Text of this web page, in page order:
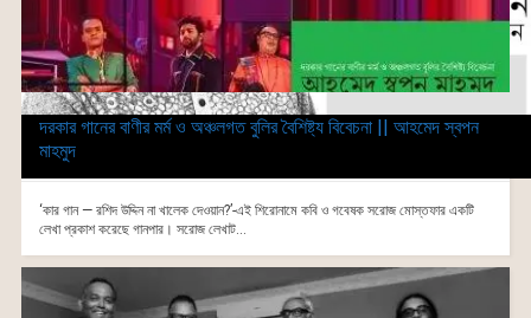
দরকার গানের বাণীর মর্ম ও অঞ্চলগত বুলির বৈশিষ্ট্য বিবেচনা || আহমেদ স্বপন
মাহমুদ
‘কার গান — রশিদ উদ্দিন না খালেক দেওয়ান?’-এই শিরোনামে কবি ও গবেষক সরোজ মোস্তফার একটি
লেখা প্রকাশ করেছে গানপার। সরোজ লেখাট...